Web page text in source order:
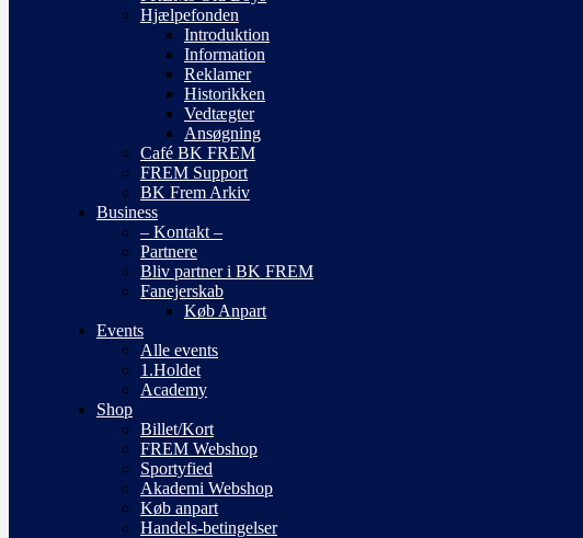
Hjælpefonden
Introduktion
Information
Reklamer
Historikken
Vedtægter
Ansøgning
Café BK FREM
FREM Support
BK Frem Arkiv
Business
– Kontakt –
Partnere
Bliv partner i BK FREM
Fanejerskab
Køb Anpart
Events
Alle events
1.Holdet
Academy
Shop
Billet/Kort
FREM Webshop
Sportyfied
Akademi Webshop
Køb anpart
Handels-betingelser